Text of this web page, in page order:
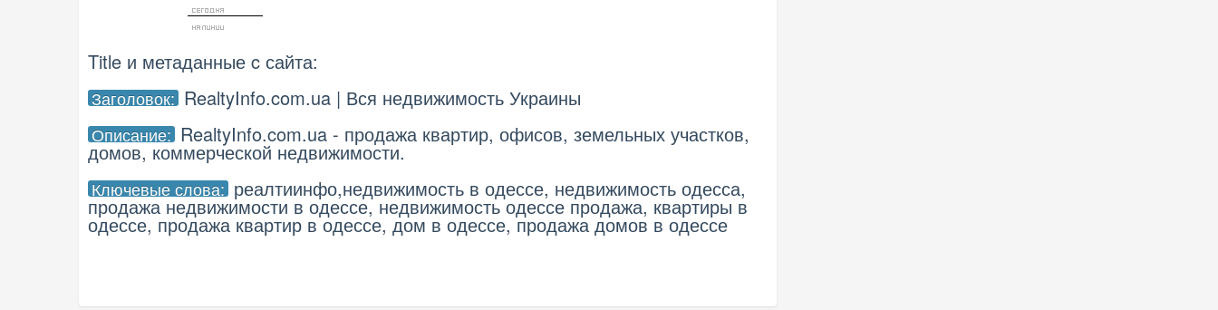
Title и метаданные c сайта:
Заголовок: RealtyInfo.com.ua | Вся недвижимость Украины
Описание: RealtyInfo.com.ua - продажа квартир, офисов, земельных участков,
домов, коммерческой недвижимости.
Ключевые слова: реалтиинфо,недвижимость в одессе, недвижимость одесса,
продажа недвижимости в одессе, недвижимость одессе продажа, квартиры в
одессе, продажа квартир в одессе, дом в одессе, продажа домов в одессе